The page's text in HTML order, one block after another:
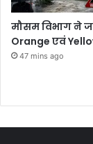
मौसम विभाग ने
Orange एवं
47 mins ago